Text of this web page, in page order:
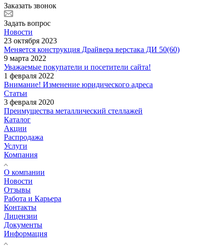
Заказать звонок
Задать вопрос
Новости
23 октября 2023
Меняется конструкция Драйвера верстака ДИ 50(60)
9 марта 2022
Уважаемые покупатели и посетители сайта!
1 февраля 2022
Внимание! Изменение юридического адреса
Статьи
3 февраля 2020
Преимущества металлический стеллажей
Каталог
Акции
Распродажа
Услуги
Компания
О компании
Новости
Отзывы
Работа и Карьера
Контакты
Лицензии
Документы
Информация